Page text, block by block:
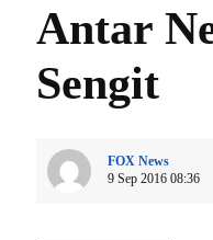
Antar
Sengit
FOX News
9 Sep 2016 08:36